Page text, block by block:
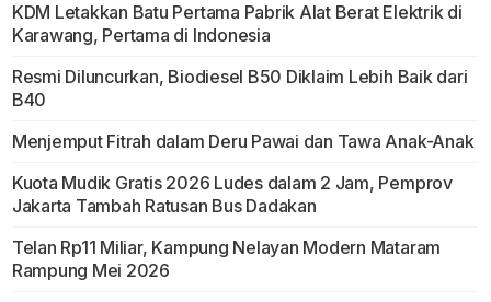
KDM Letakkan Batu Pertama Pabrik Alat Berat Elektrik di
Karawang, Pertama di Indonesia
Resmi Diluncurkan, Biodiesel B50 Diklaim Lebih Baik dari
B40
Menjemput Fitrah dalam Deru Pawai dan Tawa Anak-Anak
Kuota Mudik Gratis 2026 Ludes dalam 2 Jam, Pemprov
Jakarta Tambah Ratusan Bus Dadakan
Telan Rp11 Miliar, Kampung Nelayan Modern Mataram
Rampung Mei 2026